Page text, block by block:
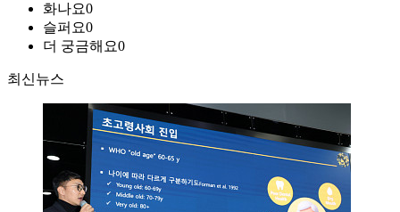
화나요0
슬퍼요0
더 궁금해요0
최신뉴스